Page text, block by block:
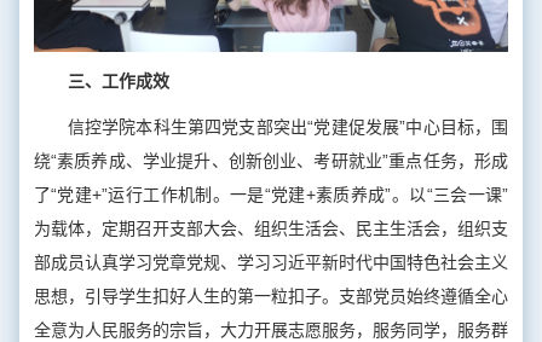
三、工作成效
信控学院本科生第四党支部突出“党建促发展”中心目标，围
绕“素质养成、学业提升、创新创业、考研就业”重点任务，形成
了“党建+”运行工作机制。一是“党建+素质养成”。以“三会一课”
为载体，定期召开支部大会、组织生活会、民主生活会，组织支
部成员认真学习党章党规、学习习近平新时代中国特色社会主义
思想，引导学生扣好人生的第一粒扣子。支部党员始终遵循全心
全意为人民服务的宗旨，大力开展志愿服务，服务同学，服务群